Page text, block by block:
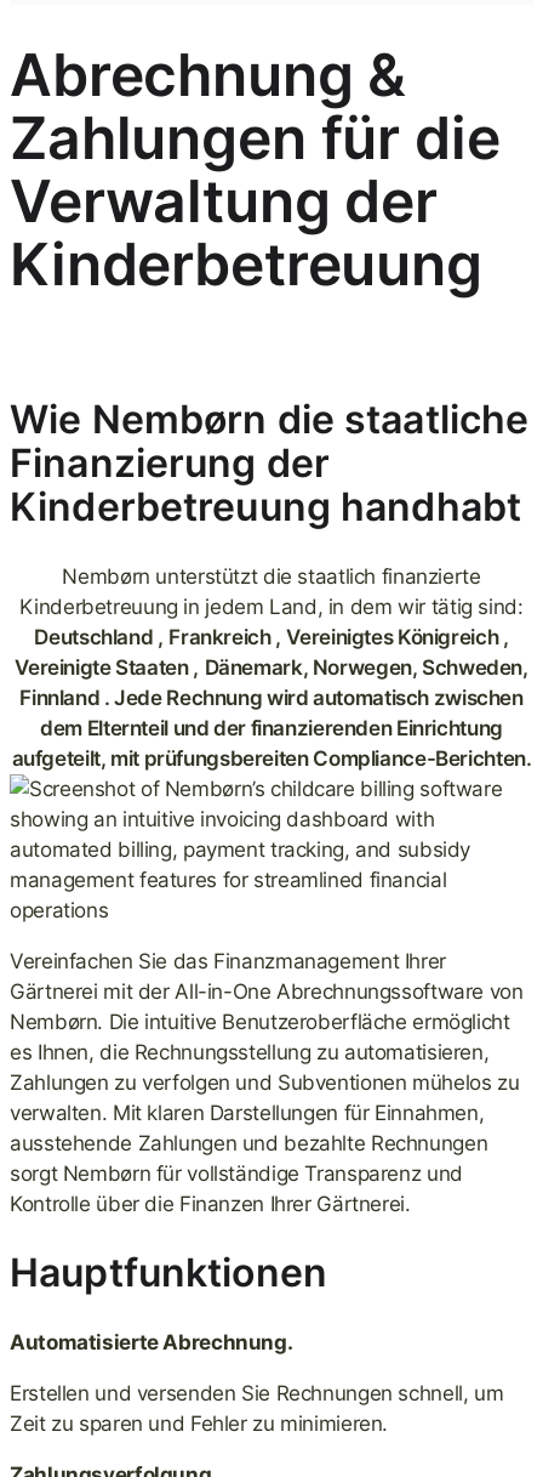
Abrechnung &
Zahlungen für die
Verwaltung der
Kinderbetreuung
Wie Nembørn die staatliche
Finanzierung der
Kinderbetreuung handhabt
Nembørn unterstützt die staatlich finanzierte
Kinderbetreuung in jedem Land, in dem wir tätig sind:
Deutschland , Frankreich , Vereinigtes Königreich ,
Vereinigte Staaten , Dänemark, Norwegen, Schweden,
Finnland . Jede Rechnung wird automatisch zwischen
dem Elternteil und der finanzierenden Einrichtung
aufgeteilt, mit prüfungsbereiten Compliance-Berichten.
Vereinfachen Sie das Finanzmanagement Ihrer
Gärtnerei mit der All-in-One Abrechnungssoftware von
Nembørn. Die intuitive Benutzeroberfläche ermöglicht
es Ihnen, die Rechnungsstellung zu automatisieren,
Zahlungen zu verfolgen und Subventionen mühelos zu
verwalten. Mit klaren Darstellungen für Einnahmen,
ausstehende Zahlungen und bezahlte Rechnungen
sorgt Nembørn für vollständige Transparenz und
Kontrolle über die Finanzen Ihrer Gärtnerei.
Hauptfunktionen
Automatisierte Abrechnung.
Erstellen und versenden Sie Rechnungen schnell, um
Zeit zu sparen und Fehler zu minimieren.